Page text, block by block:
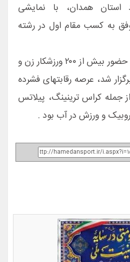
استان همدان، با نمایشی
به کسب مقام اول در رشته
این رویداد ورزشی که با حضور بیش از ۲۰۰ ورزشکار زن و
برگزار شد، عرصه رقابتهای فشرده
کراس ترینینگ، پیلاتس